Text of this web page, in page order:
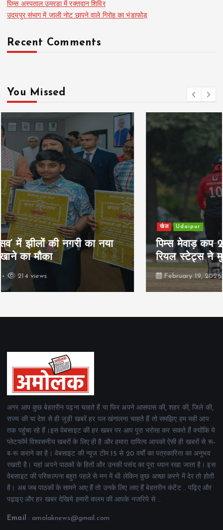
पिम्स अस्पताल उमरडा में रक्तदान शिविर
उदयपुर संभाग में जाली नोट छापने वाले गिरोह का भंडाफोड़
Recent Comments
You Missed
खेल Udaipur
पिम्स मेवाड़ कप 2026: क्रॉसवर्ड व आदित्यम
रियल स्टेट्स ने मुकाबले जीते
February 19, 2026
अगर आप कुछ बेहतरीन पढ़ना चाहते हैं या फिर अपने आसपास की, शहर की, जिले की,
राज्य की या देश से ही जुड़ी खबरें हर पल खंगालना चाहते हैं तो समझिए हम यही आप
तक पहुंचा रहे हैं।इस वेबसाइट की हर खबर पर आप पूरा भरोसा कर सकते हैं क्योंकि ये
प्लेटफॉर्म विश्वसनीय खबरों के लिए ही है और हमारा दायित्व आपको ऐसी ही खबरों से रू-
ब-रू कराने का है। वेबसाइट की न्यूज टीम 15 से 20 वर्षों का पत्रकारिता का अनुभव
रखती है। यहां अपने पाठकों के हितों और उनकी पसंद का पूरा ध्यान रखा जाता है। इस
वेबसाइट की परिकल्पना बहुत पहले से मन में थी लेकिन कुछ अच्छा करने में देर तो होती
है। अब जब पाठकों के सामने आए हैं तो उनके लिए लाए हैं बेहतरीन कंटेंट .. पढ़िए और
पढ़ाइए और हर खबर देखिये हमारी कलम की आपके नजरिये से ..
Email : amolaknews@gmail.com